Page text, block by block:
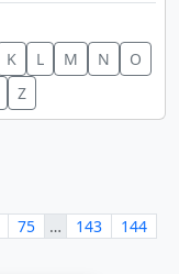
K L M N
O
Z
75 … 143
144